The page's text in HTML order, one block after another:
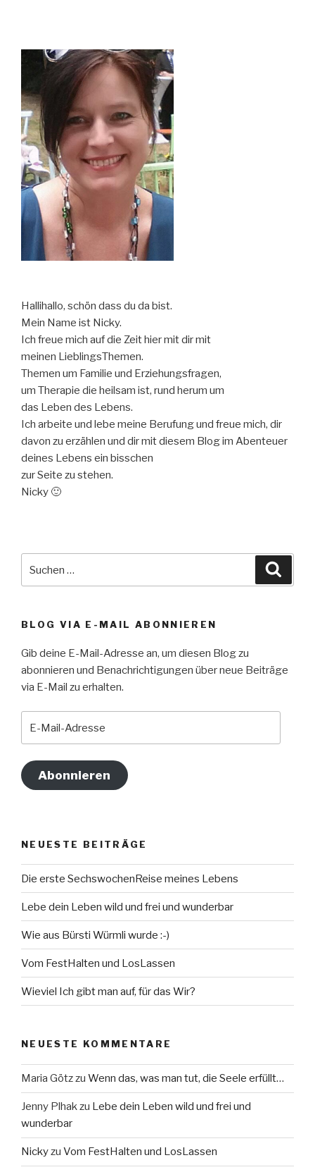
Hallihallo, schön dass du da bist.
Mein Name ist Nicky.
Ich freue mich auf die Zeit hier mit dir mit
meinen LieblingsThemen.
Themen um Familie und Erziehungsfragen,
um Therapie die heilsam ist, rund herum um
das Leben des Lebens.
Ich arbeite und lebe meine Berufung und freue mich, dir
davon zu erzählen und dir mit diesem Blog im Abenteuer
deines Lebens ein bisschen
zur Seite zu stehen.
Nicky 🙂
nach:
BLOG VIA E-MAIL ABONNIEREN
Gib deine E-Mail-Adresse an, um diesen Blog zu
abonnieren und Benachrichtigungen über neue Beiträge
via E-Mail zu erhalten.
Mail-
Abonnieren
NEUESTE BEITRÄGE
Die erste SechswochenReise meines Lebens
Lebe dein Leben wild und frei und wunderbar
Wie aus Bürsti Würmli wurde :-)
Vom FestHalten und LosLassen
Wieviel Ich gibt man auf, für das Wir?
NEUESTE KOMMENTARE
Maria Götzzu Wenn das, was man tut, die Seele erfüllt…
Jenny Plhakzu Lebe dein Leben wild und frei und
wunderbar
Nickyzu Vom FestHalten und LosLassen